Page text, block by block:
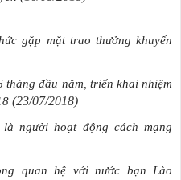
gặp mặt trao thưởng khuyến
đầu năm, triển khai nhiệm
(23/07/2018)
người hoạt động cách mạng
quan hệ với nước bạn Lào